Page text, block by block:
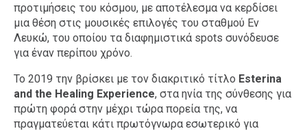
προτιμήσεις του κόσμου, με αποτέλεσμα να κερδίσει
μια θέση στις μουσικές επιλογές του σταθμού Εν
Λευκώ, του οποίου τα διαφημιστικά spots συνόδευσε
για έναν περίπου χρόνο.
Το 2019 την βρίσκει με τον διακριτικό τίτλο Esterina
and the Healing Experience, στα ηνία της σύνθεσης για
πρώτη φορά στην μέχρι τώρα πορεία της, να
πραγματεύεται κάτι πρωτόγνωρα εσωτερικό για